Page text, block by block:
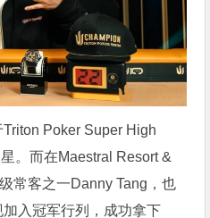
Poker Super High
。而在Maestral Resort &
常客之一Danny Tang，也
入冠军行列，成功拿下